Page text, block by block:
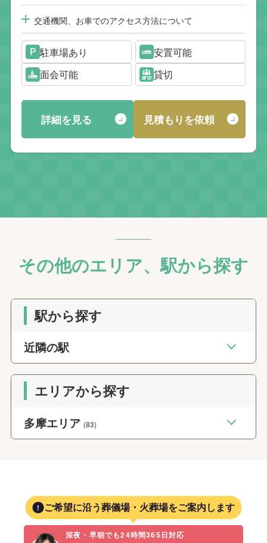
交通機関、お車でのアクセス方法について
駐車場あり
安置可能
面会可能
貸切
詳細を見る 見積もりを依頼
その他のエリア、駅から探す
駅から探す
近隣の駅
エリアから探す
多摩エリア(83)
ご希望に沿う葬儀場・火葬場をご案内します
深夜・早朝でも24時間365日対応